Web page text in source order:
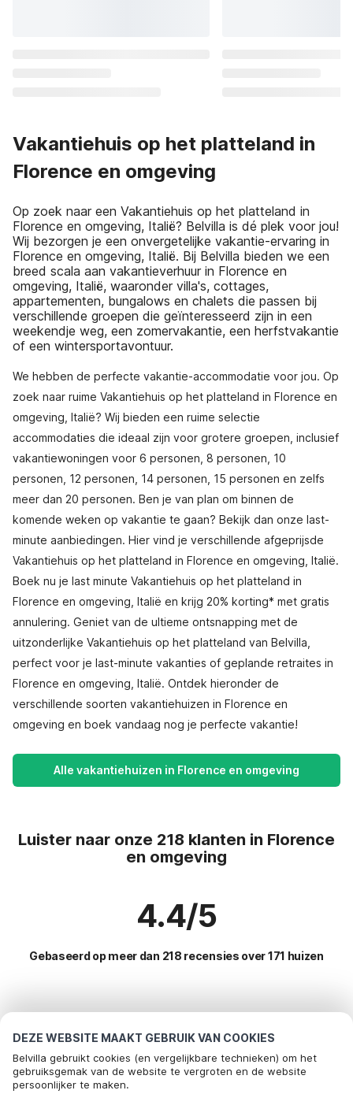
DEZE WEBSITE MAAKT GEBRUIK VAN COOKIES
Belvilla gebruikt cookies (en vergelijkbare technieken) om het
gebruiksgemak van de website te vergroten en de website
persoonlijker te maken.
Vakantiehuis op het platteland in
Florence en omgeving
Op zoek naar een Vakantiehuis op het platteland in
Florence en omgeving, Italië? Belvilla is dé plek voor jou!
Wij bezorgen je een onvergetelijke vakantie-ervaring in
Florence en omgeving, Italië. Bij Belvilla bieden we een
breed scala aan vakantieverhuur in Florence en
omgeving, Italië, waaronder villa's, cottages,
appartementen, bungalows en chalets die passen bij
verschillende groepen die geïnteresseerd zijn in een
weekendje weg, een zomervakantie, een herfstvakantie
of een wintersportavontuur.
We hebben de perfecte vakantie-accommodatie voor jou. Op
zoek naar ruime Vakantiehuis op het platteland in Florence en
omgeving, Italië? Wij bieden een ruime selectie
accommodaties die ideaal zijn voor grotere groepen, inclusief
vakantiewoningen voor 6 personen, 8 personen, 10
personen, 12 personen, 14 personen, 15 personen en zelfs
meer dan 20 personen. Ben je van plan om binnen de
komende weken op vakantie te gaan? Bekijk dan onze last-
minute aanbiedingen. Hier vind je verschillende afgeprijsde
Vakantiehuis op het platteland in Florence en omgeving, Italië.
Boek nu je last minute Vakantiehuis op het platteland in
Florence en omgeving, Italië en krijg 20% korting* met gratis
annulering. Geniet van de ultieme ontsnapping met de
uitzonderlijke Vakantiehuis op het platteland van Belvilla,
perfect voor je last-minute vakanties of geplande retraites in
Florence en omgeving, Italië. Ontdek hieronder de
verschillende soorten vakantiehuizen in Florence en
omgeving en boek vandaag nog je perfecte vakantie!
Alle vakantiehuizen in Florence en omgeving
Luister naar onze 218 klanten in Florence
en omgeving
4.4/5
Gebaseerd op meer dan 218 recensies over 171 huizen
vakantie
Populaire voorzieningen voor vakantie in Florence en
omgeving